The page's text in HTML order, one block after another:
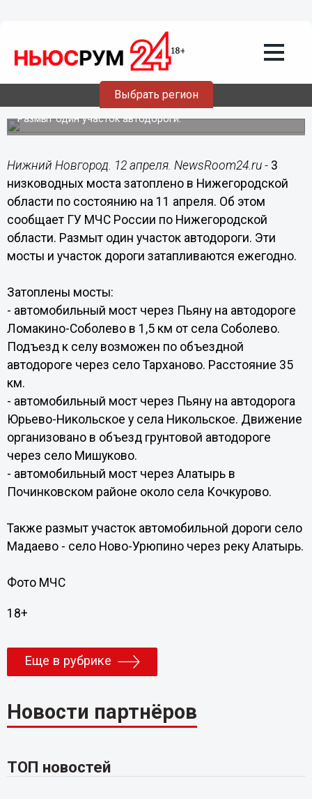
Выбрать регион
3 низководных моста затоплено в
Нижегородской области по состоянию
Размыт один участок автодороги.
Нижний Новгород. 12 апреля. NewsRoom24.ru - 3
низководных моста затоплено в Нижегородской
области по состоянию на 11 апреля. Об этом
сообщает ГУ МЧС России по Нижегородской
области. Размыт один участок автодороги. Эти
мосты и участок дороги затапливаются ежегодно.
Затоплены мосты:
- автомобильный мост через Пьяну на автодороге
Ломакино-Соболево в 1,5 км от села Соболево.
Подъезд к селу возможен по объездной
автодороге через село Тарханово. Расстояние 35
км.
- автомобильный мост через Пьяну на автодорога
Юрьево-Никольское у села Никольское. Движение
организовано в объезд грунтовой автодороге
через село Мишуково.
- автомобильный мост через Алатырь в
Починковском районе около села Кочкурово.
Также размыт участок автомобильной дороги село
Мадаево - село Ново-Урюпино через реку Алатырь.
Фото МЧС
18+
Еще в рубрике
Новости партнёров
ТОП новостей